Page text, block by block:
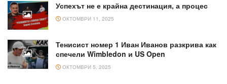
Успехът не е крайна дестинация, а процес
ОКТОМВРИ 11, 2025
Тенисист номер 1 Иван Иванов разкрива как
спечели Wimbledon и US Open
ОКТОМВРИ 5, 2025